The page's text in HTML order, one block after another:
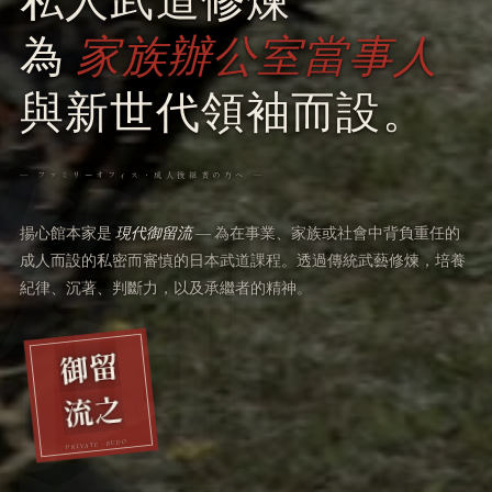
為家族辦公室當事人
與新世代領袖而設。
― ファミリーオフィス・成人後継者の方へ ―
揚心館本家是 現代御留流― 為在事業、家族或社會中背負重任的
成人而設的私密而審慎的日本武道課程。透過傳統武藝修煉，培養
紀律、沉著、判斷力，以及承繼者的精神。
御留
流之
PRIVATE · BUDO